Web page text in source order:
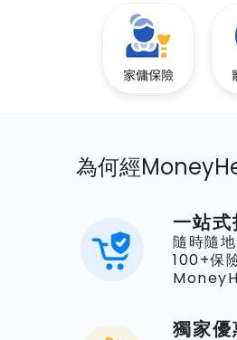
為何經
一站
隨時隨
100+保
獨家優